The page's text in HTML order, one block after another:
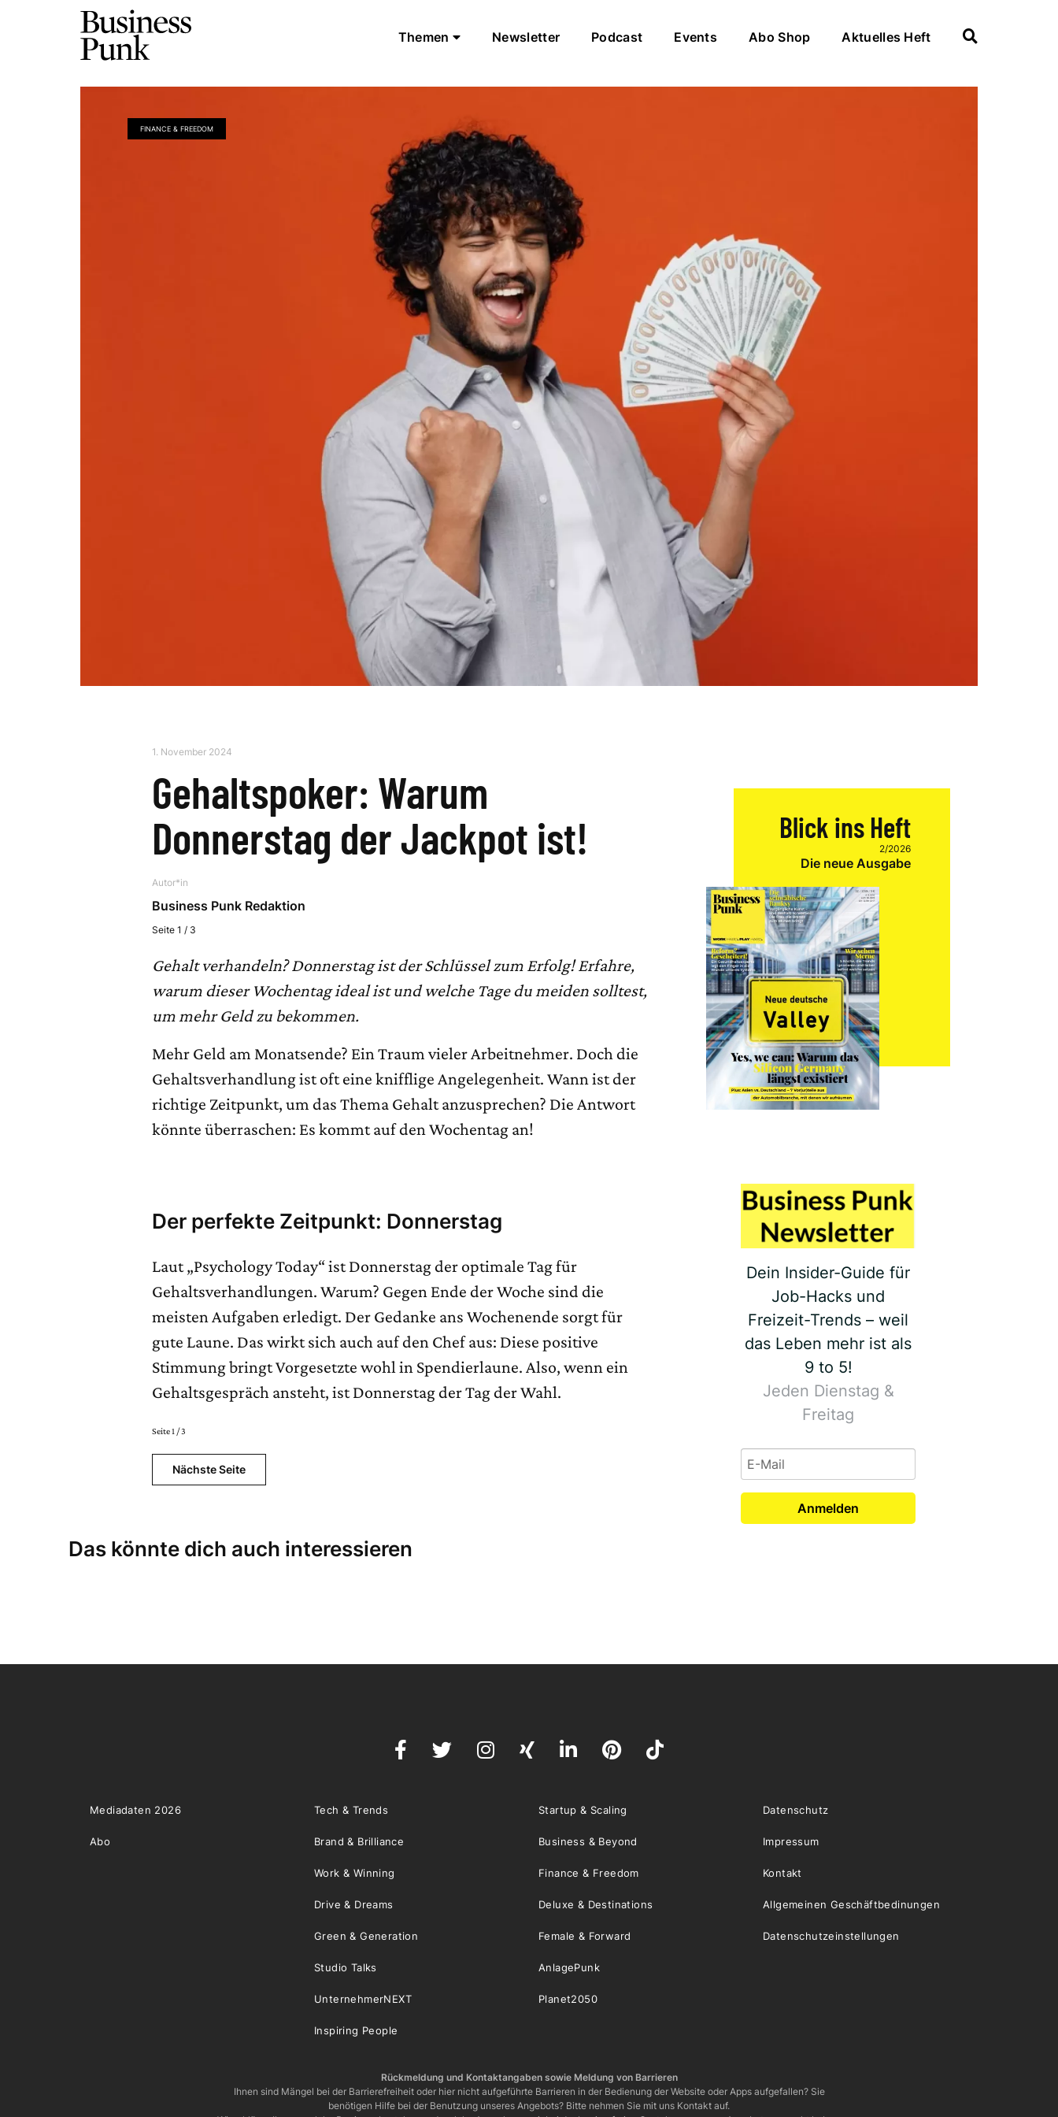
Themen Newsletter Podcast Events Abo Shop Aktuelles Heft
FINANCE & FREEDOM
1. November 2024
Gehaltspoker: Warum
Donnerstag der Jackpot ist!
Autor*in
Business Punk Redaktion
Seite 1 / 3
Gehalt verhandeln? Donnerstag ist der Schlüssel zum Erfolg! Erfahre,
warum dieser Wochentag ideal ist und welche Tage du meiden solltest,
um mehr Geld zu bekommen.
Mehr Geld am Monatsende? Ein Traum vieler Arbeitnehmer. Doch die
Gehaltsverhandlung ist oft eine knifflige Angelegenheit. Wann ist der
richtige Zeitpunkt, um das Thema Gehalt anzusprechen? Die Antwort
könnte überraschen: Es kommt auf den Wochentag an!
Der perfekte Zeitpunkt: Donnerstag
Laut „Psychology Today“ ist Donnerstag der optimale Tag für
Gehaltsverhandlungen. Warum? Gegen Ende der Woche sind die
meisten Aufgaben erledigt. Der Gedanke ans Wochenende sorgt für
gute Laune. Das wirkt sich auch auf den Chef aus: Diese positive
Stimmung bringt Vorgesetzte wohl in Spendierlaune. Also, wenn ein
Gehaltsgespräch ansteht, ist Donnerstag der Tag der Wahl.
Seite 1 / 3
Nächste Seite
Das könnte dich auch interessieren
Blick ins Heft
2/2026
Die neue Ausgabe
Dein Insider-Guide für
Job-Hacks und
Freizeit-Trends – weil
das Leben mehr ist als
9 to 5!
Jeden Dienstag &
Freitag
Anmelden
Mediadaten 2026
Abo
Tech & Trends Startup & Scaling
Brand & Brilliance Business & Beyond
Work & Winning Finance & Freedom
Drive & Dreams Deluxe & Destinations
Green & Generation Female & Forward
Studio Talks AnlagePunk
UnternehmerNEXT Planet2050
Inspiring People
Datenschutz
Impressum
Kontakt
Allgemeinen Geschäftbedinungen
Datenschutzeinstellungen
Rückmeldung und Kontaktangaben sowie Meldung von Barrieren
Ihnen sind Mängel bei der Barrierefreiheit oder hier nicht aufgeführte Barrieren in der Bedienung der Website oder Apps aufgefallen? Sie
benötigen Hilfe bei der Benutzung unseres Angebots? Bitte nehmen Sie mit uns Kontakt auf.